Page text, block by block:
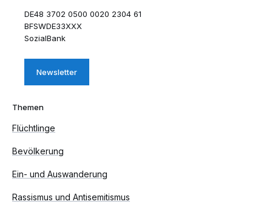
DE48 3702 0500 0020 2304 61
BFSWDE33XXX
SozialBank
Newsletter
Themen
Flüchtlinge
Bevölkerung
Ein- und Auswanderung
Rassismus und Antisemitismus